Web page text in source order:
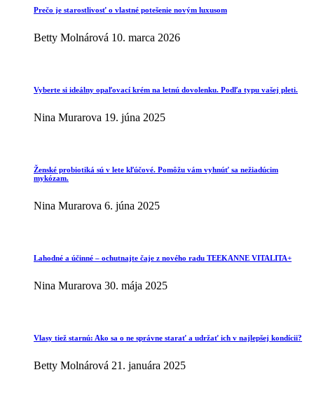
Prečo je starostlivosť o vlastné potešenie novým luxusom
Betty Molnárová 10. marca 2026
Vyberte si ideálny opaľovací krém na letnú dovolenku. Podľa typu vašej pleti.
Nina Murarova 19. júna 2025
Ženské probiotiká sú v lete kľúčové. Pomôžu vám vyhnúť sa nežiadúcim
mykózam.
Nina Murarova 6. júna 2025
Lahodné a účinné – ochutnajte čaje z nového radu TEEKANNE VITALITA+
Nina Murarova 30. mája 2025
Vlasy tiež starnú: Ako sa o ne správne starať a udržať ich v najlepšej kondícii?
Betty Molnárová 21. januára 2025